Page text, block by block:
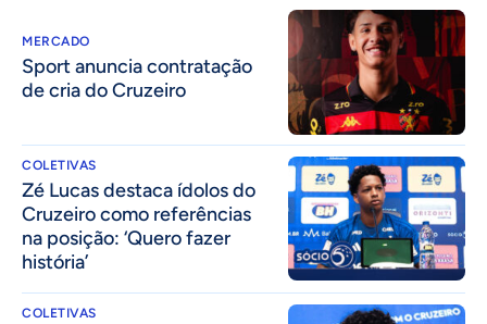
MERCADO
Sport anuncia contratação
de cria do Cruzeiro
COLETIVAS
Zé Lucas destaca ídolos do
Cruzeiro como referências
na posição: ‘Quero fazer
história’
COLETIVAS